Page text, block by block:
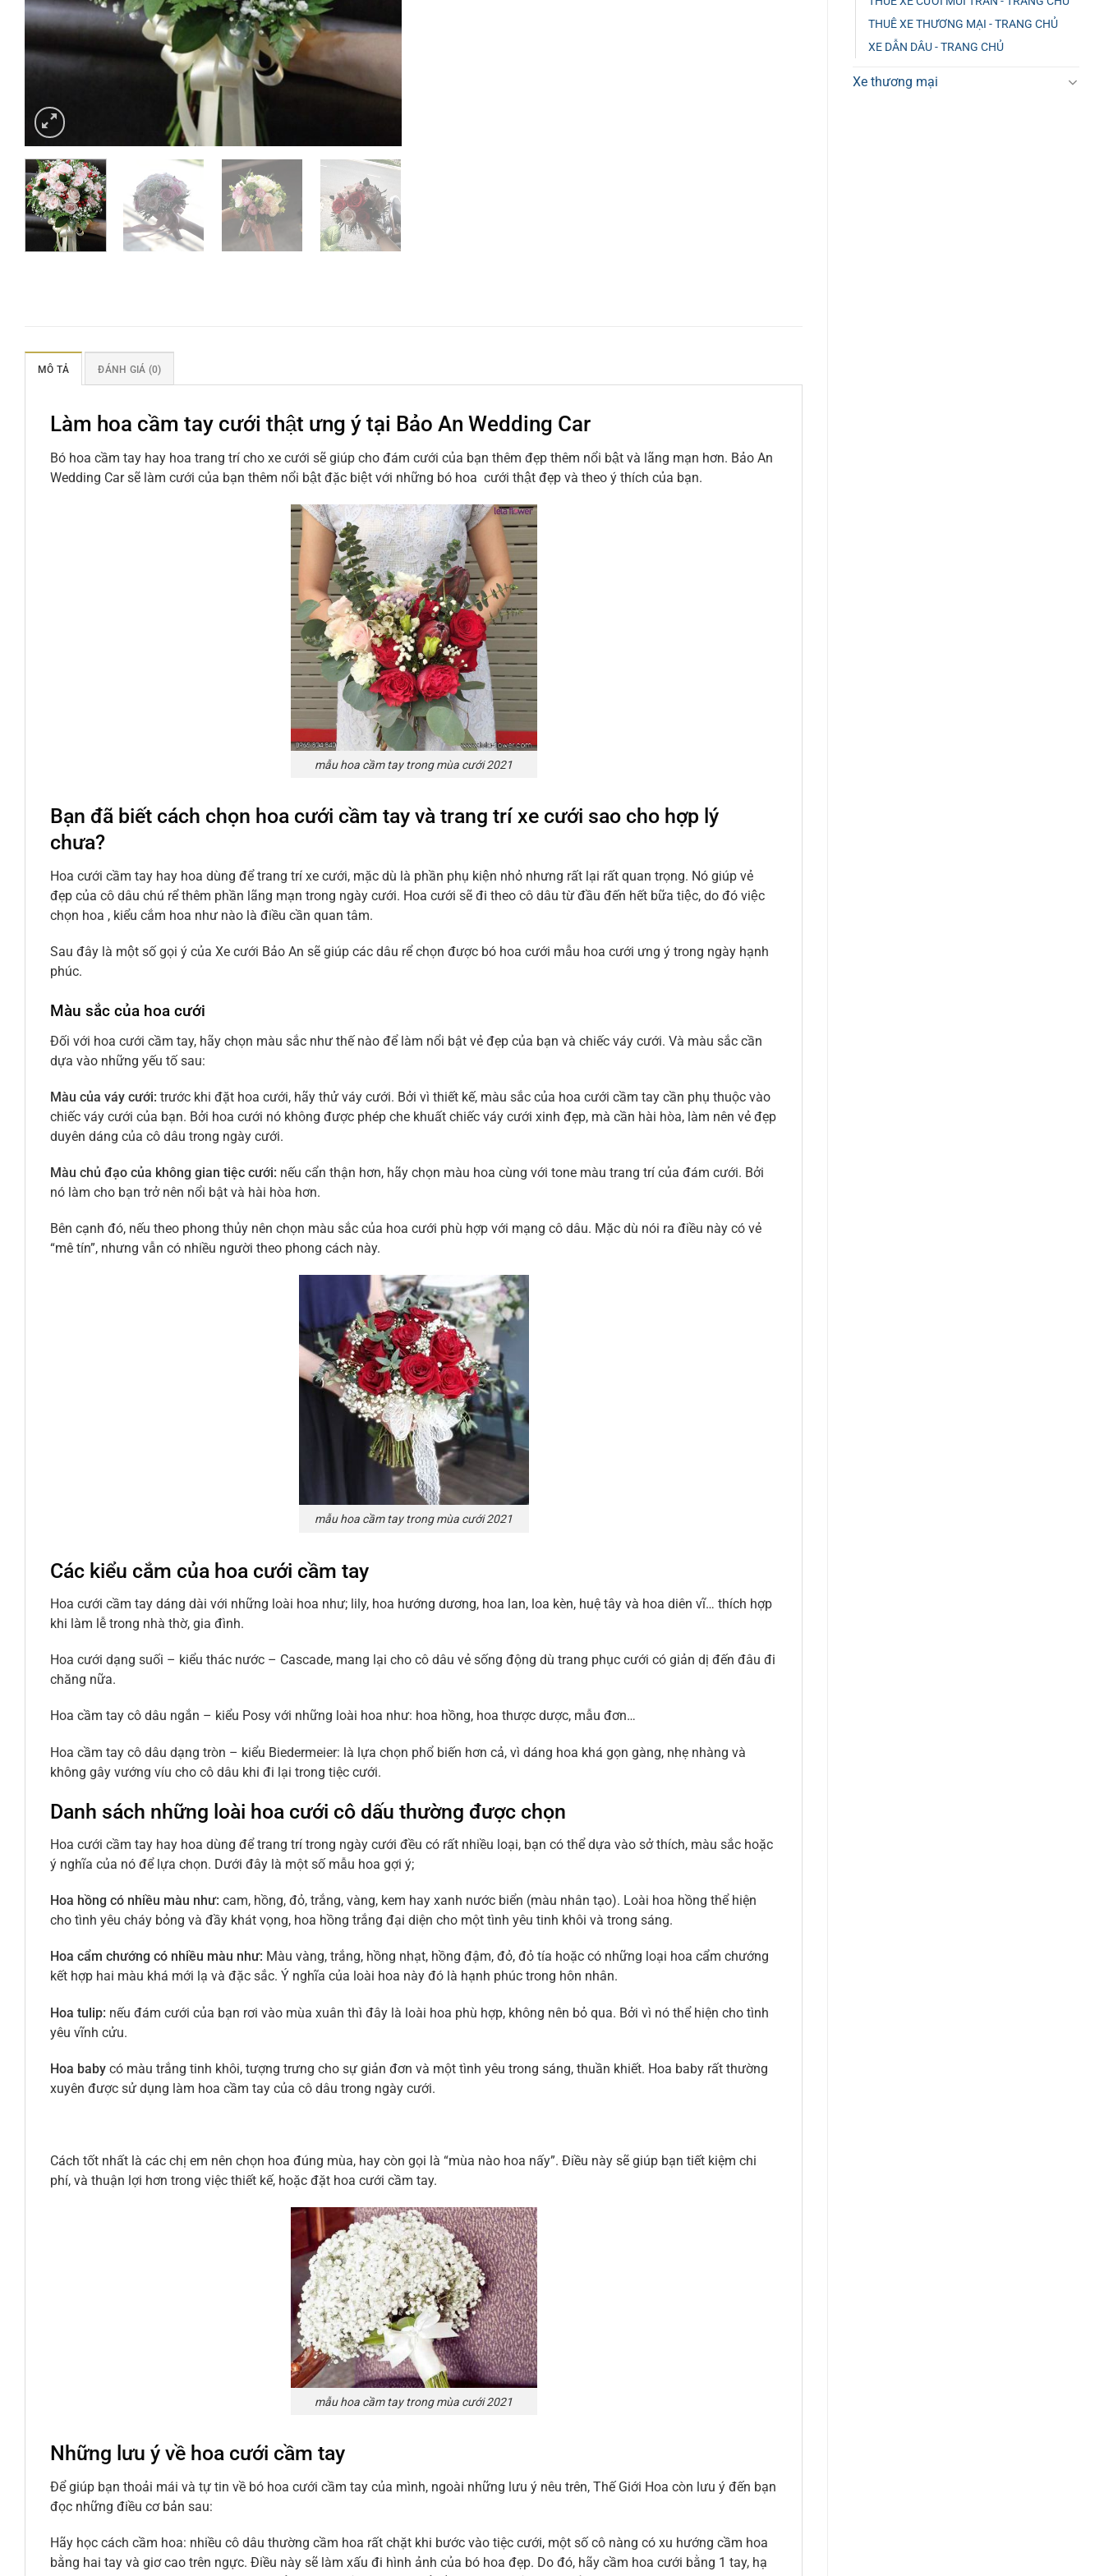
THUÊ XE THƯƠNG MẠI - TRANG CHỦ
XE DẪN DÂU - TRANG CHỦ
Xe thương mại
MÔ TẢ ĐÁNH GIÁ (0)
Làm hoa cầm tay cưới thật ưng ý tại Bảo An Wedding Car
Bó hoa cầm tay hay hoa trang trí cho xe cưới sẽ giúp cho đám cưới của bạn thêm đẹp thêm nổi bật và lãng mạn hơn. Bảo An
Wedding Car sẽ làm cưới của bạn thêm nổi bật đặc biệt với những bó hoa cưới thật đẹp và theo ý thích của bạn.
mẫu hoa cầm tay trong mùa cưới 2021
Bạn đã biết cách chọn hoa cưới cầm tay và trang trí xe cưới sao cho hợp lý
chưa?
Hoa cưới cầm tay hay hoa dùng để trang trí xe cưới, mặc dù là phần phụ kiện nhỏ nhưng rất lại rất quan trọng. Nó giúp vẻ
đẹp của cô dâu chú rể thêm phần lãng mạn trong ngày cưới. Hoa cưới sẽ đi theo cô dâu từ đầu đến hết bữa tiệc, do đó việc
chọn hoa , kiểu cắm hoa như nào là điều cần quan tâm.
Sau đây là một số gọi ý của Xe cưới Bảo An sẽ giúp các dâu rể chọn được bó hoa cưới mẫu hoa cưới ưng ý trong ngày hạnh
phúc.
Màu sắc của hoa cưới
Đối với hoa cưới cầm tay, hãy chọn màu sắc như thế nào để làm nổi bật vẻ đẹp của bạn và chiếc váy cưới. Và màu sắc cần
dựa vào những yếu tố sau:
Màu của váy cưới: trước khi đặt hoa cưới, hãy thử váy cưới. Bởi vì thiết kế, màu sắc của hoa cưới cầm tay cần phụ thuộc vào
chiếc váy cưới của bạn. Bởi hoa cưới nó không được phép che khuất chiếc váy cưới xinh đẹp, mà cần hài hòa, làm nên vẻ đẹp
duyên dáng của cô dâu trong ngày cưới.
Màu chủ đạo của không gian tiệc cưới: nếu cẩn thận hơn, hãy chọn màu hoa cùng với tone màu trang trí của đám cưới. Bởi
nó làm cho bạn trở nên nổi bật và hài hòa hơn.
Bên cạnh đó, nếu theo phong thủy nên chọn màu sắc của hoa cưới phù hợp với mạng cô dâu. Mặc dù nói ra điều này có vẻ
“mê tín”, nhưng vẫn có nhiều người theo phong cách này.
mẫu hoa cầm tay trong mùa cưới 2021
Các kiểu cắm của hoa cưới cầm tay
Hoa cưới cầm tay dáng dài với những loài hoa như; lily, hoa hướng dương, hoa lan, loa kèn, huệ tây và hoa diên vĩ… thích hợp
khi làm lễ trong nhà thờ, gia đình.
Hoa cưới dạng suối – kiểu thác nước – Cascade, mang lại cho cô dâu vẻ sống động dù trang phục cưới có giản dị đến đâu đi
chăng nữa.
Hoa cầm tay cô dâu ngắn – kiểu Posy với những loài hoa như: hoa hồng, hoa thược dược, mẫu đơn…
Hoa cầm tay cô dâu dạng tròn – kiểu Biedermeier: là lựa chọn phổ biến hơn cả, vì dáng hoa khá gọn gàng, nhẹ nhàng và
không gây vướng víu cho cô dâu khi đi lại trong tiệc cưới.
Danh sách những loài hoa cưới cô dấu thường được chọn
Hoa cưới cầm tay hay hoa dùng để trang trí trong ngày cưới đều có rất nhiều loại, bạn có thể dựa vào sở thích, màu sắc hoặc
ý nghĩa của nó để lựa chọn. Dưới đây là một số mẫu hoa gợi ý;
Hoa hồng có nhiều màu như: cam, hồng, đỏ, trắng, vàng, kem hay xanh nước biển (màu nhân tạo). Loài hoa hồng thể hiện
cho tình yêu cháy bỏng và đầy khát vọng, hoa hồng trắng đại diện cho một tình yêu tinh khôi và trong sáng.
Hoa cẩm chướng có nhiều màu như: Màu vàng, trắng, hồng nhạt, hồng đậm, đỏ, đỏ tía hoặc có những loại hoa cẩm chướng
kết hợp hai màu khá mới lạ và đặc sắc. Ý nghĩa của loài hoa này đó là hạnh phúc trong hôn nhân.
Hoa tulip: nếu đám cưới của bạn rơi vào mùa xuân thì đây là loài hoa phù hợp, không nên bỏ qua. Bởi vì nó thể hiện cho tình
yêu vĩnh cửu.
Hoa baby có màu trắng tinh khôi, tượng trưng cho sự giản đơn và một tình yêu trong sáng, thuần khiết. Hoa baby rất thường
xuyên được sử dụng làm hoa cầm tay của cô dâu trong ngày cưới.
Cách tốt nhất là các chị em nên chọn hoa đúng mùa, hay còn gọi là “mùa nào hoa nấy”. Điều này sẽ giúp bạn tiết kiệm chi
phí, và thuận lợi hơn trong việc thiết kế, hoặc đặt hoa cưới cầm tay.
mẫu hoa cầm tay trong mùa cưới 2021
Những lưu ý về hoa cưới cầm tay
Để giúp bạn thoải mái và tự tin về bó hoa cưới cầm tay của mình, ngoài những lưu ý nêu trên, Thế Giới Hoa còn lưu ý đến bạn
đọc những điều cơ bản sau:
Hãy học cách cầm hoa: nhiều cô dâu thường cầm hoa rất chặt khi bước vào tiệc cưới, một số cô nàng có xu hướng cầm hoa
bằng hai tay và giơ cao trên ngực. Điều này sẽ làm xấu đi hình ảnh của bó hoa đẹp. Do đó, hãy cầm hoa cưới bằng 1 tay, hạ